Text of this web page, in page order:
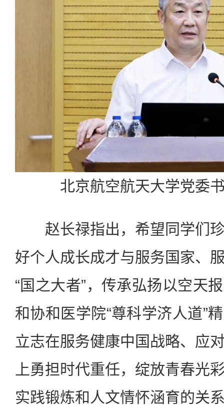
北京航空航天大学党委
赵长禄指出，希望同学们珍
好个人成长成才与服务国家、
“国之大者”，传承弘扬以空天
和协和医学院“尊科学济人道”
立志在服务健康中国战略、应
上勇担时代重任，绽放青春光
实践锻炼和人文情怀涵育的关